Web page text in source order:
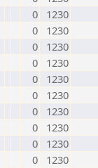
0
1230
0
1230
0
1230
0
1230
0
1230
0
1230
0
1230
0
1230
0
1230
0
1230